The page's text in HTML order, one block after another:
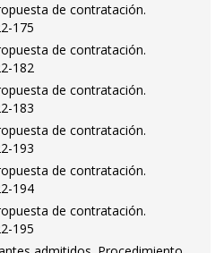
de contratación.
175
de contratación.
182
de contratación.
183
de contratación.
193
de contratación.
194
de contratación.
195